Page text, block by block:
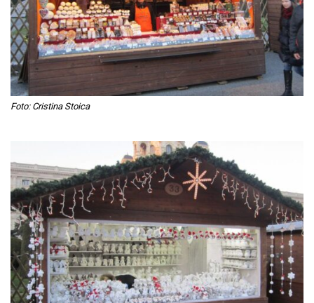
Foto: Cristina Stoica